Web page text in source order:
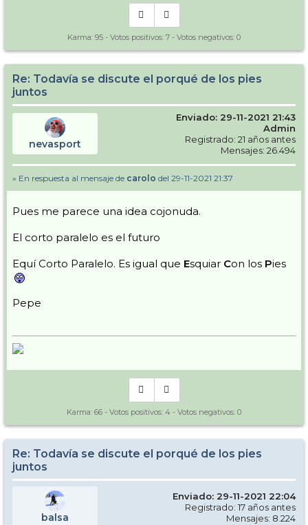
Karma: 95 - Votos positivos: 7 - Votos negativos: 0
Re: Todavía se discute el porqué de los pies
juntos
nevasport
Enviado: 29-11-2021 21:43
Admin
Registrado: 21 años antes
Mensajes: 26.494
» En respuesta al mensaje de carolo del 29-11-2021 21:37
Pues me parece una idea cojonuda.
El corto paralelo es el futuro
Equí Corto Paralelo. Es igual que Esquiar Con los Pies
Pepe
Karma: 66 - Votos positivos: 4 - Votos negativos: 0
Re: Todavía se discute el porqué de los pies
juntos
balsa
Enviado: 29-11-2021 22:04
Registrado: 17 años antes
Mensajes: 8.224